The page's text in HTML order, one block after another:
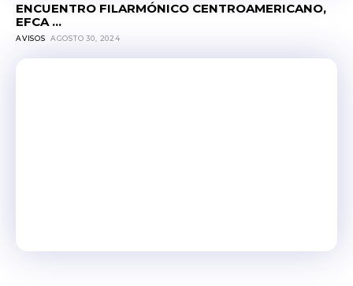
ENCUENTRO FILARMÓNICO CENTROAMERICANO,
EFCA ...
AVISOS AGOSTO 30, 2024